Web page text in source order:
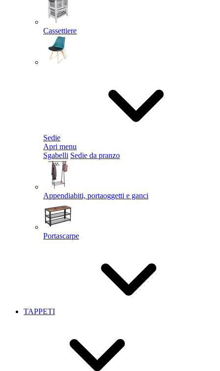
Cassettiere
Sedie
Apri menu
Sgabelli Sedie da pranzo
Appendiabiti, portaoggetti e ganci
Portascarpe
TAPPETI